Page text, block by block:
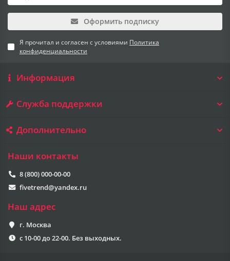
Оформить подписку
Я прочитал и согласен с условиями Политика
конфиденциальности
Информация
Служба поддержки
Дополнительно
Наши контакты
8 (800) 000-00-00
fivetrend@yandex.ru
Наш адрес
г. Москва
с 10-00 до 22-00. Без выходных.